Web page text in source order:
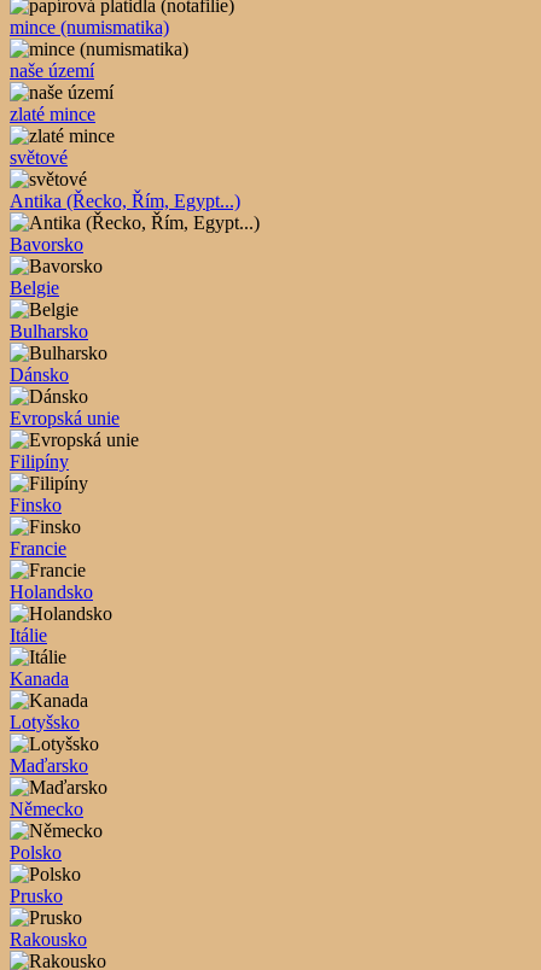
mince (numismatika)
naše území
zlaté mince
světové
Antika (Řecko, Řím, Egypt...)
Bavorsko
Belgie
Bulharsko
Dánsko
Evropská unie
Filipíny
Finsko
Francie
Holandsko
Itálie
Kanada
Lotyšsko
Maďarsko
Německo
Polsko
Prusko
Rakousko